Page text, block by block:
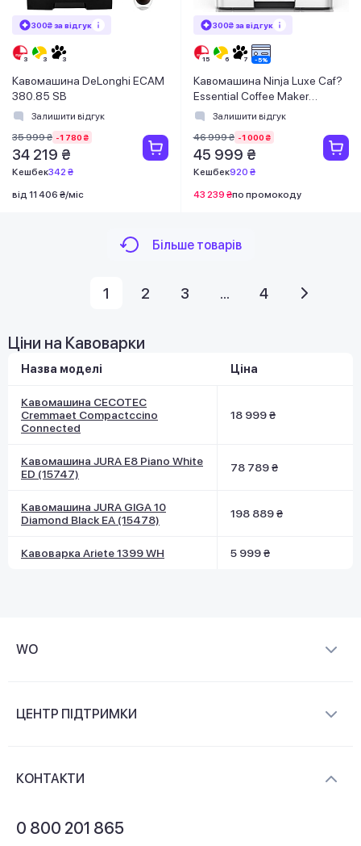
300₴ за відгук
Кавомашина DeLonghi ECAM
380.85 SB
Залишити відгук
35 999 ₴ -1 780 ₴
34 219 ₴
Кешбек342 ₴
від 11 406 ₴/міс
300₴ за відгук
Кавомашина Ninja Luxe Caf?
Essential Coffee Maker
ES701EU
Залишити відгук
46 999 ₴ -1 000 ₴
45 999 ₴
Кешбек920 ₴
43 239 ₴по промокоду
Більше товарів
1 2 3 ... 4
Ціни на Кавоварки
Назва моделі Ціна
Кавомашина CECOTEC
Cremmaet Compactccino
Connected
18 999 ₴
Кавомашина JURA E8 Piano White
ED (15747)
78 789 ₴
Кавомашина JURA GIGA 10
Diamond Black EA (15478)
198 889 ₴
Кавоварка Ariete 1399 WH 5 999 ₴
WO
Контакти
ЦЕНТР ПІДТРИМКИ
КОНТАКТИ
0 800 201 865